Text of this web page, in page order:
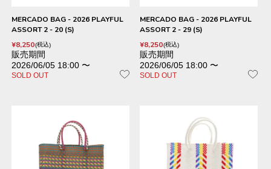
MERCADO BAG - 2026 PLAYFUL
ASSORT 2 - 20 (S)
¥8,250 税込
販売期間
2026/06/05 18:00 〜
SOLD OUT
MERCADO BAG - 2026 PLAYFUL
ASSORT 2 - 29 (S)
¥8,250 税込
販売期間
2026/06/05 18:00 〜
SOLD OUT